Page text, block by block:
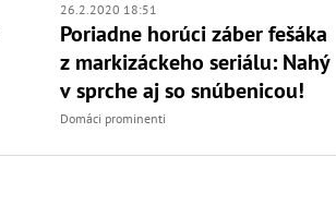
26.2.2020 18:51
Poriadne horúci záber fešáka
z markizáckeho seriálu: Nahý
v sprche aj so snúbenicou!
Domáci prominenti